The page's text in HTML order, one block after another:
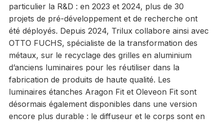
particulier la R&D : en 2023 et 2024, plus de 30
projets de pré-développement et de recherche ont
été déployés. Depuis 2024, Trilux collabore ainsi avec
OTTO FUCHS, spécialiste de la transformation des
métaux, sur le recyclage des grilles en aluminium
d’anciens luminaires pour les réutiliser dans la
fabrication de produits de haute qualité. Les
luminaires étanches Aragon Fit et Oleveon Fit sont
désormais également disponibles dans une version
encore plus durable : le diffuseur et le corps sont en